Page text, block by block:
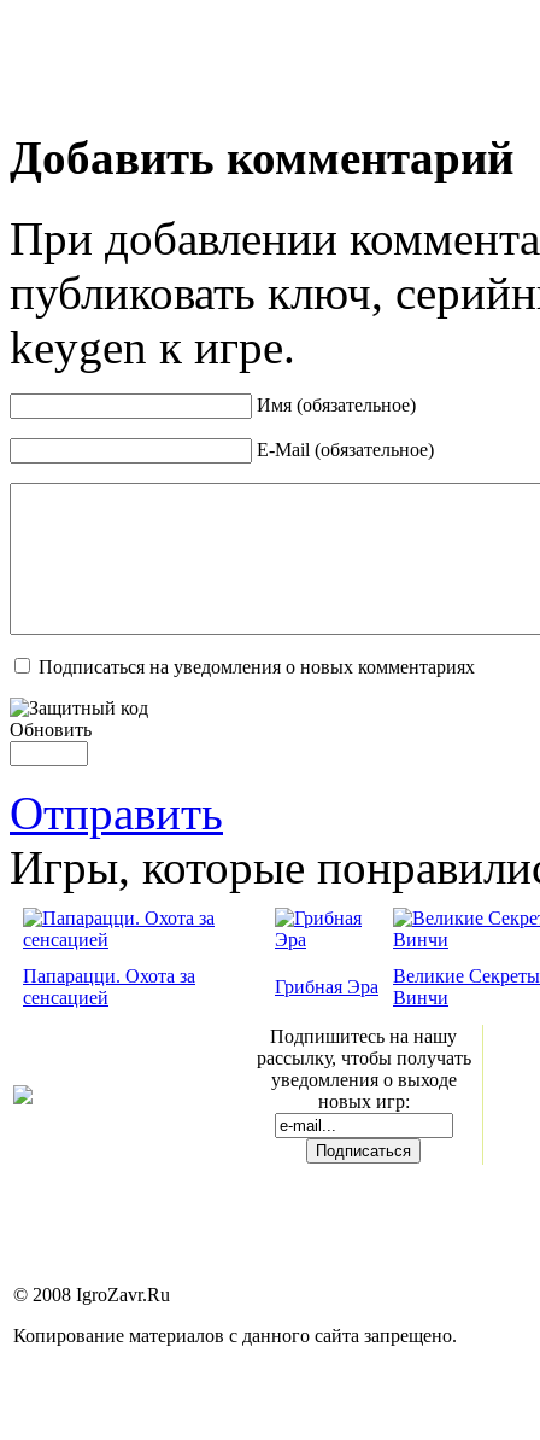
Добавить комментарий
При добавлении
публиковать ключ,
keygen к игре.
Имя (обязательное)
E-Mail (обязательное)
Подписаться на уведомления о новых комментариях
Обновить
Отправить
Игры, которые
Папарацци. Охота за
сенсацией
Грибная Эра
Великие
Винчи
Подпишитесь на нашу
рассылку, чтобы получать
уведомления о выходе
новых игр:
© 2008 IgroZavr.Ru
Копирование материалов с данного сайта запрещено.